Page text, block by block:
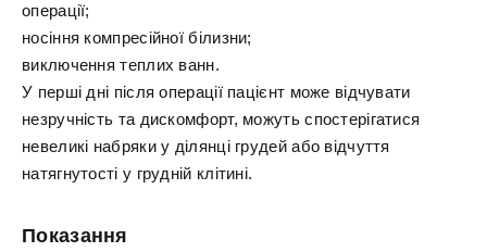
операції;
носіння компресійної білизни;
виключення теплих ванн.
У перші дні після операції пацієнт може відчувати
незручність та дискомфорт, можуть спостерігатися
невеликі набряки у ділянці грудей або відчуття
натягнутості у грудній клітині.
Показання